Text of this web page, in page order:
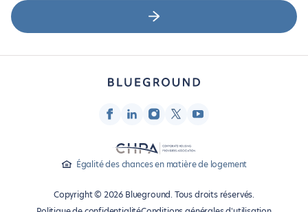
Égalité des chances en matière de logement
Copyright © 2026 Blueground. Tous droits réservés.